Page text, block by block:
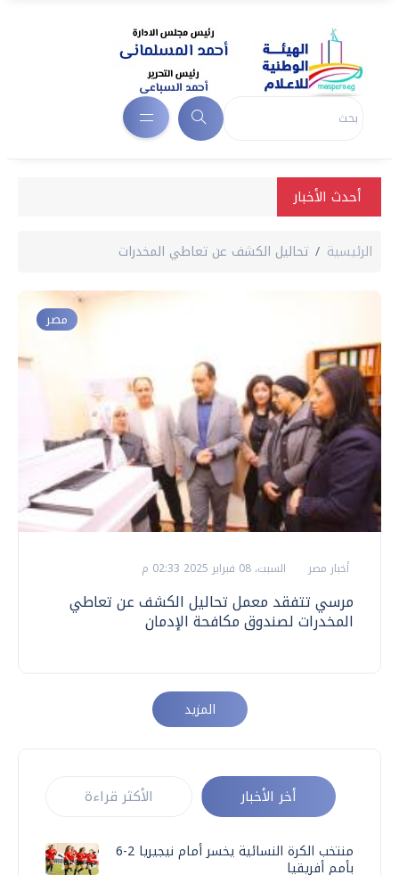
أحدث الأخبار
الرئيسية تحاليل الكشف عن تعاطي المخدرات
مصر
أخبار مصر السبت، 08 فبراير 2025 02:33 م
مرسي تتفقد معمل تحاليل الكشف عن تعاطي
المخدرات لصندوق مكافحة الإدمان
المزيد
أخر الأخبار الأكثر قراءة
منتخب الكرة النسائية يخسر أمام نيجيريا 2-6
بأمم أفريقيا